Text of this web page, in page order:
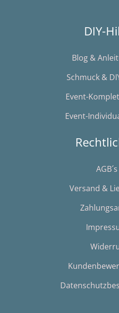
DIY-
Blog &
Schmuck &
Event-
Event-
AGB´s
Versand &